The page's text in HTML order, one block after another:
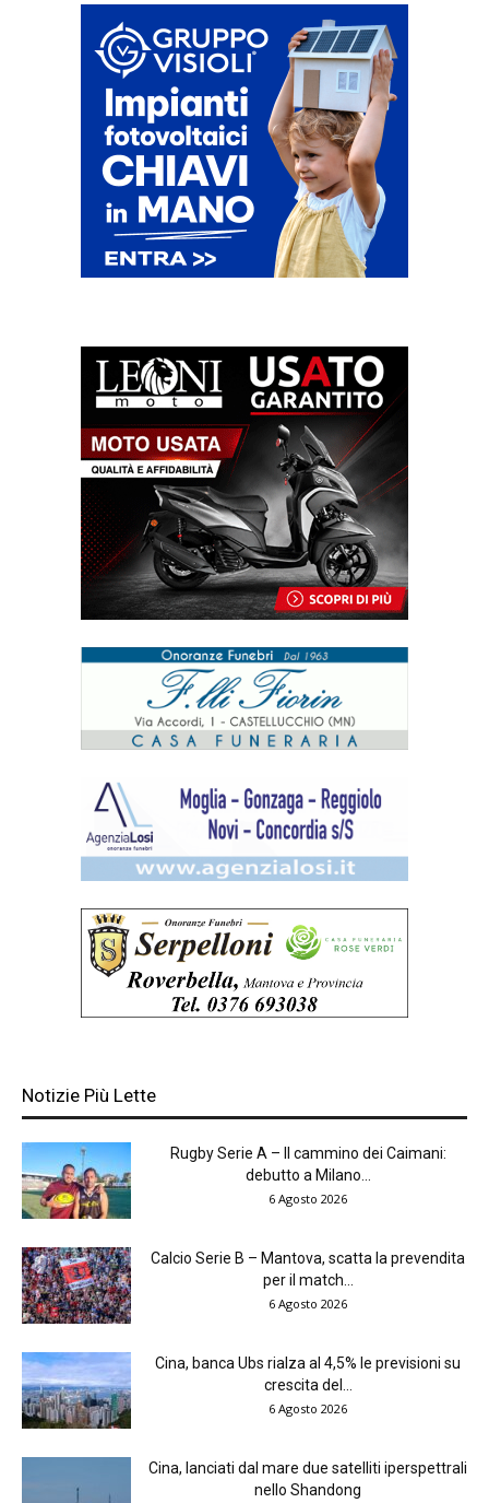
Notizie Più Lette
Rugby Serie A – Il cammino dei Caimani:
debutto a Milano...
6 Agosto 2026
Calcio Serie B – Mantova, scatta la prevendita
per il match...
6 Agosto 2026
Cina, banca Ubs rialza al 4,5% le previsioni su
crescita del...
6 Agosto 2026
Cina, lanciati dal mare due satelliti iperspettrali
nello Shandong